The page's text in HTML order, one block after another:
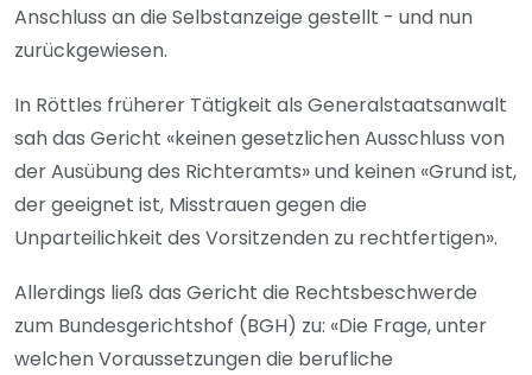
Anschluss an die Selbstanzeige gestellt - und nun
zurückgewiesen.
In Röttles früherer Tätigkeit als Generalstaatsanwalt
sah das Gericht «keinen gesetzlichen Ausschluss von
der Ausübung des Richteramts» und keinen «Grund ist,
der geeignet ist, Misstrauen gegen die
Unparteilichkeit des Vorsitzenden zu rechtfertigen».
Allerdings ließ das Gericht die Rechtsbeschwerde
zum Bundesgerichtshof (BGH) zu: «Die Frage, unter
welchen Voraussetzungen die berufliche